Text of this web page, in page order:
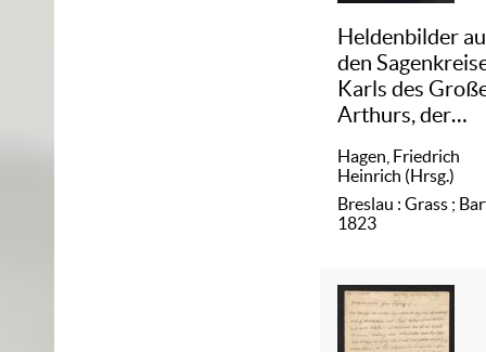
Heldenbilder
den
Karls des
Arthurs, der
Grals, Attila's,
Amelungen und
Nibelungen /
Hagen, Friedrich
Heinrich (Hrsg.)
Breslau : Grass ;
1823